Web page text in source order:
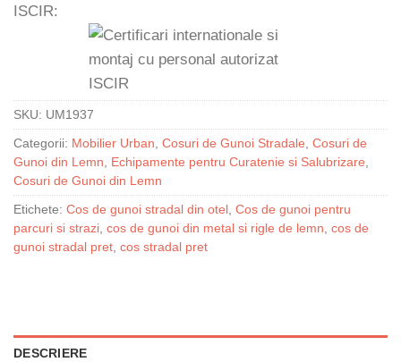
ISCIR:
SKU: UM1937
Categorii: Mobilier Urban Cosuri de Gunoi Stradale Cosuri de
Gunoi din Lemn
Echipamente pentru Curatenie si Salubrizare
Cosuri de Gunoi din Lemn
Etichete: Cos de gunoi stradal din otel Cos de gunoi pentru
parcuri si strazi cos de gunoi din metal si rigle de lemn cos de
gunoi stradal pret cos stradal pret
DESCRIERE